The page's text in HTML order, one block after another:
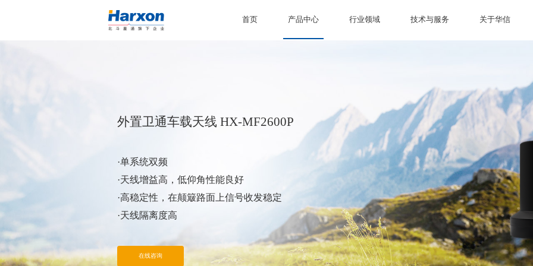
首页 产品中心 行业领域 技术与服务 关于华信
外置卫通车载天线 HX-MF2600P
·单系统双频
·天线增益高，低仰角性能良好
·高稳定性，在颠簸路面上信号收发稳定
·天线隔离度高
在线咨询